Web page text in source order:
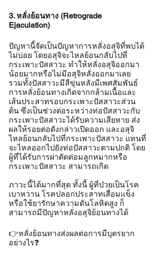
3. หลั่งย้อนทาง (Retrograde
Ejaculation)
ปัญหานี้จัดเป็นปัญหาการหลั่งอสุจิที่พบได้
ไม่บ่อย โดยอสุจิจะไหลย้อนกลับไปที่
กระเพาะปัสสาวะ ทำให้หลั่งอสุจิออกมา
น้อยมากหรือไม่มีอสุจิหลั่งออกมาเลย
รวมทั้งปัสสาวะมีสีขุ่นหลังมีเพศสัมพันธ์
การหลั่งย้อนทางเกิดจากกล้ามเนื้อและ
เส้นประสาทรอบกระเพาะปัสสาวะส่วน
ต้น ซึ่งเป็นช่วงต่อระหว่างท่อปัสสาวะกับ
กระเพาะปัสสาวะได้รับความเสียหาย ส่ง
ผลให้รอยต่อดังกล่าวเปิดออก และอสุจิ
ไหลย้อนกลับไปที่กระเพาะปัสสาวะ แทนที่
จะไหลออกไปยังท่อปัสสาวะตามปกติ โดย
ผู้ที่ได้รับการผ่าตัดต่อมลูกหมากหรือ
กระเพาะปัสสาวะ สามารถเกิด
ภาวะนี้ได้มากที่สุด ทั้งนี้ ผู้ที่ป่วยเป็นโรค
เบาหวาน โรคปลอกประสาทเสื่อมแข็ง
หรือใช้ยารักษาความดันโลหิตสูง ก็
สามารถมีปัญหาหลั่งอสุจิย้อนทางได้
👉หลั่งย้อนทางส่งผลต่อการมีบุตรยาก
อย่างไร❓